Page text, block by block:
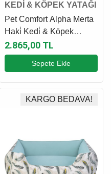
KEDİ & KÖPEK YATAĞI
Pet Comfort Alpha Merta
Haki̇ Kedi̇ & Köpek
Yatağı L - 85 x 105 Cm
2.865,00 TL
Sepete Ekle
KARGO BEDAVA!